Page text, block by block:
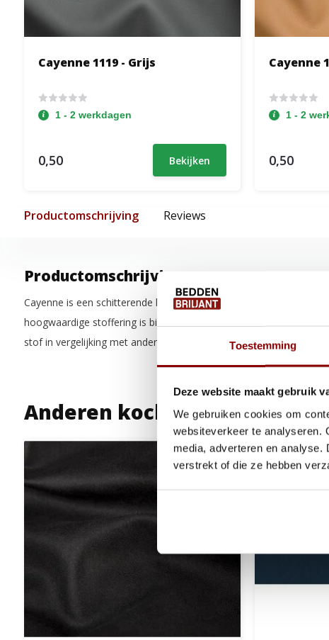
Toestemming
Deze website maakt gebruik
We gebruiken cookies om
websiteverkeer te analyseren.
media, adverteren en analyse.
verstrekt of die ze hebben
Cayenne 1119 - Grijs
1 - 2 werkdagen
0,50 Bekijken
Cayenne
1 - 2
0,50
Productomschrijving Reviews
Productomschrijving
Cayenne is een schitterende kwaliteit imitatieleer, vrijwel niet te
hoogwaardige stoffering is bij uitstek geschikt voor het bekleden
stof in vergelijking met andere soorten imitatieleer zeer betaalbaar
Anderen kochten ook